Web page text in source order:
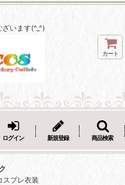
います(^_^)
カート
ログイン 新規登録 商品検索
プレ衣装